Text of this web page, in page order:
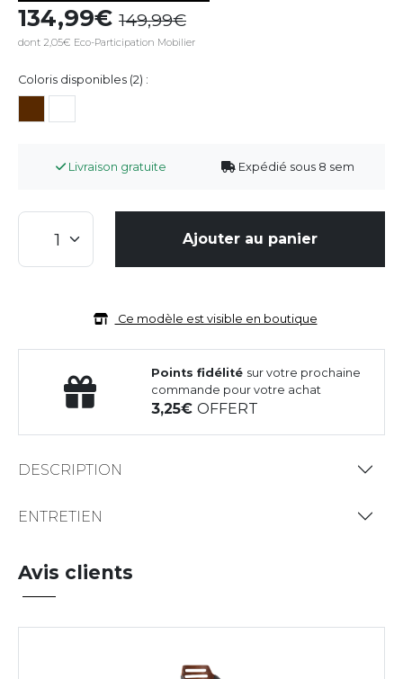
134,99 149,99
dont 2,05€ Eco-Participation Mobilier
Coloris disponibles (2) :
Livraison gratuite Expédié sous 8 sem
Ajouter au panier
Ce modèle est visible en boutique
Points fidélité sur votre prochaine
commande pour votre achat
3,25OFFERT
DESCRIPTION
ENTRETIEN
Avis clients